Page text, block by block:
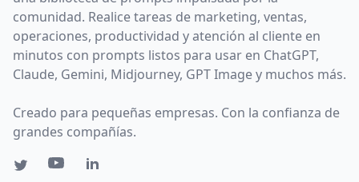
comunidad. Realice tareas de marketing, ventas,
operaciones, productividad y atención al cliente en
minutos con prompts listos para usar en ChatGPT,
Claude, Gemini, Midjourney, GPT Image y muchos más.
Creado para pequeñas empresas. Con la confianza de
grandes compañías.